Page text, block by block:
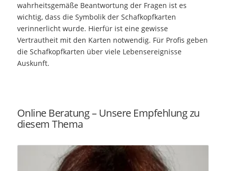
wahrheitsgemäße Beantwortung der Fragen ist es
wichtig, dass die Symbolik der Schafkopfkarten
verinnerlicht wurde. Hierfür ist eine gewisse
Vertrautheit mit den Karten notwendig. Für Profis geben
die Schafkopfkarten über viele Lebensereignisse
Auskunft.
Online Beratung – Unsere Empfehlung zu
diesem Thema